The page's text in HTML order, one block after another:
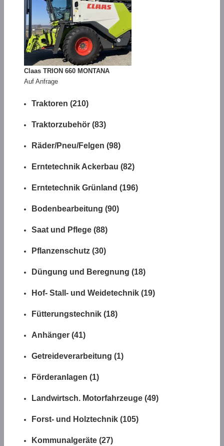
Claas TRION 660 MONTANA
Auf Anfrage
Traktoren (210)
Traktorzubehör (83)
Räder/Pneu/Felgen (98)
Erntetechnik Ackerbau (82)
Erntetechnik Grünland (196)
Bodenbearbeitung (90)
Saat und Pflege (88)
Pflanzenschutz (30)
Düngung und Beregnung (18)
Hof- Stall- und Weidetechnik (19)
Fütterungstechnik (18)
Anhänger (41)
Getreideverarbeitung (1)
Förderanlagen (1)
Landwirtsch. Motorfahrzeuge (49)
Forst- und Holztechnik (105)
Kommunalgeräte (27)